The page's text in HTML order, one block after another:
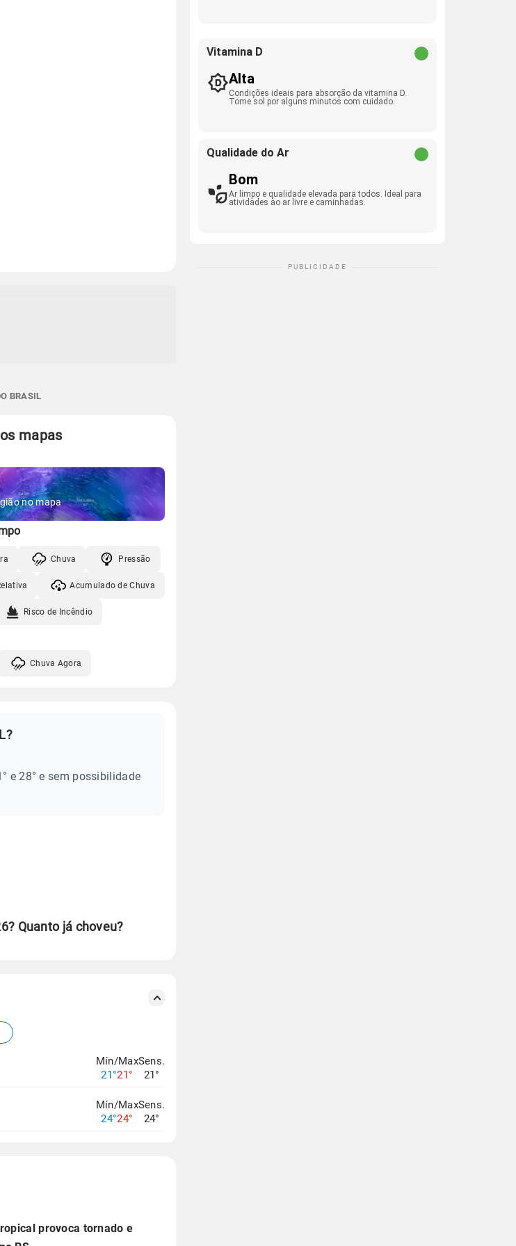
BRASIL
mapas
no mapa
Chuva Pressão
Acumulado de Chuva
Risco de Incêndio
Chuva Agora
e 28° e sem possibilidade
Quanto já choveu?
Mín/Max
21°21°
Sens.
21°
Mín/Max
24°24°
Sens.
24°
provoca tornado e
Vitamina D
Alta
Condições ideais para absorção da vitamina D.
Tome sol por alguns minutos com cuidado.
Qualidade do Ar
Bom
Ar limpo e qualidade elevada para todos. Ideal para
atividades ao ar livre e caminhadas.